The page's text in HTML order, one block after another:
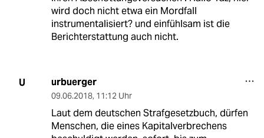
wird doch nicht etwa ein Mordfall
instrumentalisiert? und einfühlsam ist die
Berichterstattung auch nicht.
U urbuerger
09.06.2018, 11:12 Uhr
Laut dem deutschen Strafgesetzbuch, dürfen
Menschen, die eines Kapitalverbrechens